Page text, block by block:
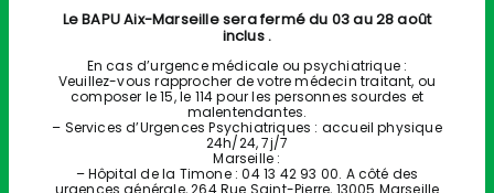
Organisation de groupes de parole
Le BAPU Aix-Marseille sera fermé du 03 au 28 août
inclus .
En cas d’urgence médicale ou psychiatrique :
Veuillez-vous rapprocher de votre médecin traitant, ou
composer le 15, le 114 pour les personnes sourdes et
malentendantes.
– Services d’Urgences Psychiatriques : accueil physique
24h/24, 7j/7
Marseille :
– Hôpital de la Timone : 04 13 42 93 00. A côté des
urgences générale, 264 Rue Saint-Pierre, 13005 Marseille